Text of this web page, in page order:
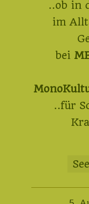
..ob in
im
bei
..für